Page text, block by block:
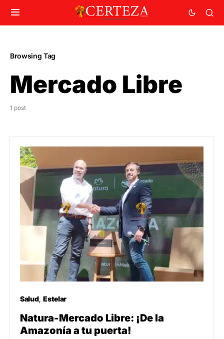
Browsing Tag
Mercado Libre
1 post
Salud Estelar
Natura-Mercado Libre: ¡De la
Amazonía a tu puerta!